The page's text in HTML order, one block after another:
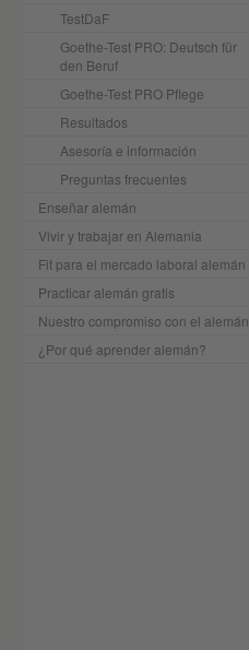
TestDaF
Goethe-Test PRO: Deutsch für
den Beruf
Goethe-Test PRO Pflege
Resultados
Asesoría e información
Preguntas frecuentes
Enseñar alemán
Vivir y trabajar en Alemania
Fit para el mercado laboral alemán
Practicar alemán gratis
Nuestro compromiso con el alemán
¿Por qué aprender alemán?